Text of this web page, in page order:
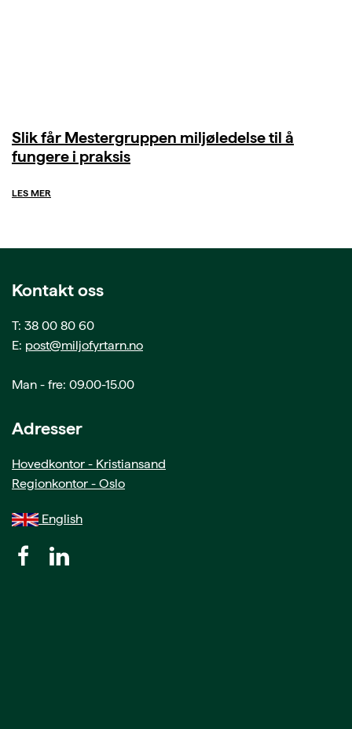
Slik får Mestergruppen miljøledelse til å
fungere i praksis
LES MER
Kontakt oss
T: 38 00 80 60
E: post@miljofyrtarn.no
Man - fre: 09.00-15.00
Adresser
Hovedkontor - Kristiansand
Regionkontor - Oslo
English